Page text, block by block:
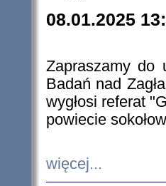
08.01.2025
Zapraszamy do
Badań nad
wygłosi referat
powiecie
więcej...